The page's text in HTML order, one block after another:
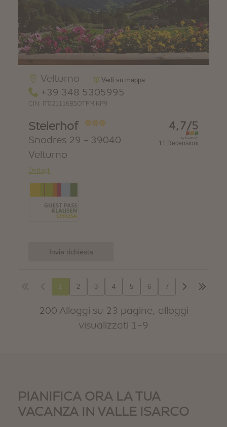
PIANIFICA ORA LA TUA
VACANZA IN VALLE ISARCO